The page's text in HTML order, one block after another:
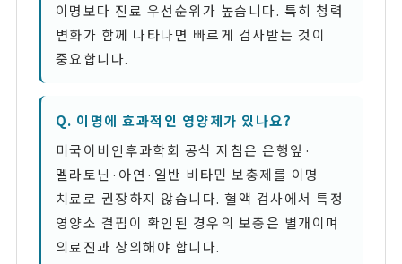
이명보다 진료 우선순위가 높습니다. 특히 청력
변화가 함께 나타나면 빠르게 검사받는 것이
중요합니다.
Q. 이명에 효과적인 영양제가 있나요?
미국이비인후과학회 공식 지침은 은행잎·
멜라토닌·아연·일반 비타민 보충제를 이명
치료로 권장하지 않습니다. 혈액 검사에서 특정
영양소 결핍이 확인된 경우의 보충은 별개이며
의료진과 상의해야 합니다.